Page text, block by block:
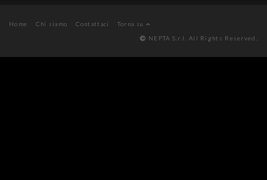
Home Chi siamo Contattaci
Torna su
NEPTA S.r.l. All Rights Reserved.